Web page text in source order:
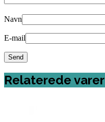
Navn
E-mail
Relaterede varer